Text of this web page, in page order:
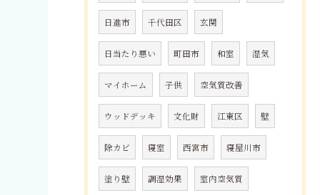
日進市 千代田区 玄関
日当たり悪い 町田市 和室 湿気
マイホーム 子供 空気質改善
ウッドデッキ 文化財 江東区 壁
除カビ 寝室 西宮市 寝屋川市
塗り壁 調湿効果 室内空気質